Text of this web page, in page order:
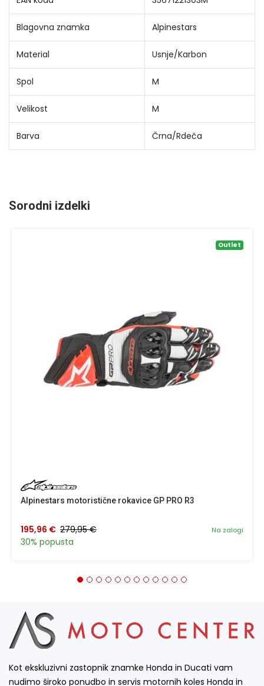
Blagovna znamka Alpinestars
Material Usnje/Karbon
Spol M
Velikost M
Barva Črna/Rdeča
Sorodni izdelki
Outlet
Alpinestars motoristične rokavice GP PRO R3
Na zalogi
195,96 € 279,95 €
30% popusta
Kot ekskluzivni zastopnik znamke Honda in Ducati vam
nudimo široko ponudbo in servis motornih koles Honda in